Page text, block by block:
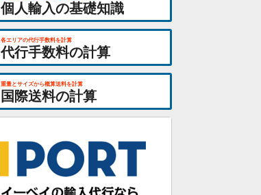
個人輸入の基礎知識
各エリアの代行手数料を計算
代行手数料の計算
重量とサイズから概算送料を計算
国際送料の計算